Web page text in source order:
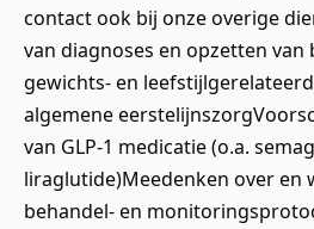
contact ook bij onze overige
van diagnoses en opzetten
gewichts- en
algemene
van GLP-1 medicatie (o.a.
liraglutide)Meedenken over en
behandel- en